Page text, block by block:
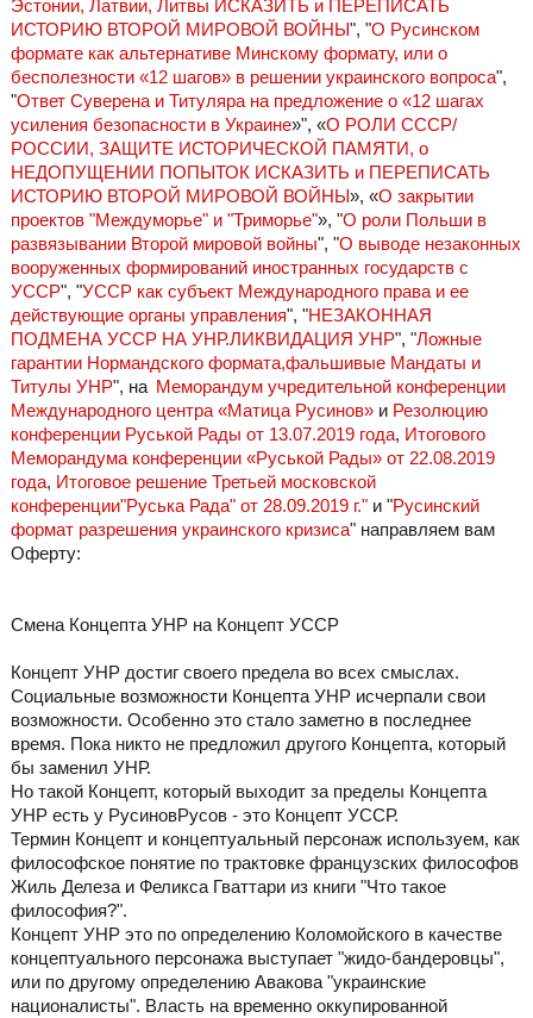
Эстонии, Латвии, Литвы ИСКАЗИТЬ и ПЕРЕПИСАТЬ
ИСТОРИЮ ВТОРОЙ МИРОВОЙ ВОЙНЫ", "О Русинском
формате как альтернативе Минскому формату, или о
бесполезности «12 шагов» в решении украинского вопроса",
"Ответ Суверена и Титуляра на предложение о «12 шагах
усиления безопасности в Украине»", «О РОЛИ СССР/
РОССИИ, ЗАЩИТЕ ИСТОРИЧЕСКОЙ ПАМЯТИ, о
НЕДОПУЩЕНИИ ПОПЫТОК ИСКАЗИТЬ и ПЕРЕПИСАТЬ
ИСТОРИЮ ВТОРОЙ МИРОВОЙ ВОЙНЫ», «О закрытии
проектов "Междуморье" и "Триморье"», "О роли Польши в
развязывании Второй мировой войны", "О выводе незаконных
вооруженных формирований иностранных государств с
УССР", "УССР как субъект Международного права и ее
действующие органы управления", "НЕЗАКОННАЯ
ПОДМЕНА УССР НА УНР.ЛИКВИДАЦИЯ УНР", "Ложные
гарантии Нормандского формата,фальшивые Мандаты и
Титулы УНР", на Меморандум учредительной конференции
Международного центра «Матица Русинов»и Резолюцию
конференции Руськой Рады от 13.07.2019 года, Итогового
Меморандума конференции «Руськой Рады» от 22.08.2019
года, Итоговое решение Третьей московской
конференции"Руська Рада" от 28.09.2019 г."и "Русинский
формат разрешения украинского кризиса" направляем вам
Оферту:
Смена Концепта УНР на Концепт УССР
Концепт УНР достиг своего предела во всех смыслах.
Социальные возможности Концепта УНР исчерпали свои
возможности. Особенно это стало заметно в последнее
время. Пока никто не предложил другого Концепта, который
бы заменил УНР.
Но такой Концепт, который выходит за пределы Концепта
УНР есть у РусиновРусов - это Концепт УССР.
Термин Концепт и концептуальный персонаж используем, как
философское понятие по трактовке французских философов
Жиль Делеза и Феликса Гваттари из книги "Что такое
философия?".
Концепт УНР это по определению Коломойского в качестве
концептуального персонажа выступает "жидо-бандеровцы",
или по другому определению Авакова "украинские
националисты". Власть на временно оккупированной